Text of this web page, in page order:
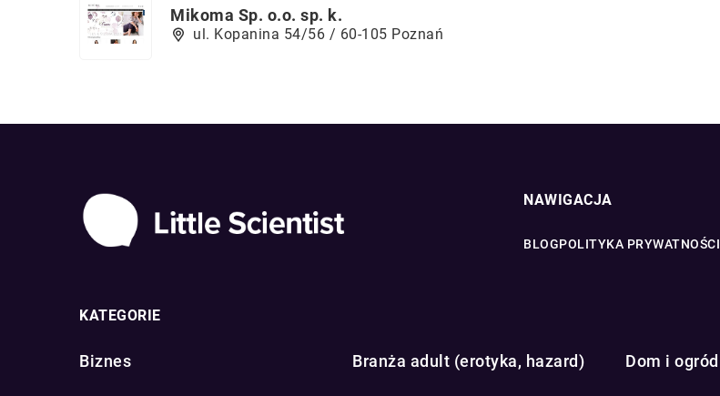
Mikoma Sp. o.o. sp. k.
ul. Kopanina 54/56 / 60-105 Poznań
NAWIGACJA
BLOGPOLITYKA PRYWATNOŚCI
KATEGORIE
Biznes Branża adult (erotyka, hazard) Dom i ogród